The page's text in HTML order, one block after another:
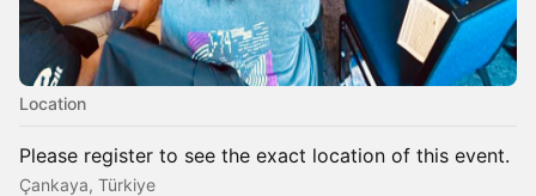
Location
Please register to see the exact location of this event.
Çankaya, Türkiye